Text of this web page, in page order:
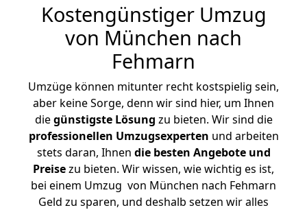
Kostengünstiger Umzug
von München nach
Fehmarn
Umzüge können mitunter recht kostspielig sein,
aber keine Sorge, denn wir sind hier, um Ihnen
diegünstigste Lösung zu bieten. Wir sind die
professionellen Umzugsexperten und arbeiten
stets daran, Ihnen die besten Angebote und
Preisezu bieten. Wir wissen, wie wichtig es ist,
bei einem Umzug von München nach Fehmarn
Geld zu sparen, und deshalb setzen wir alles